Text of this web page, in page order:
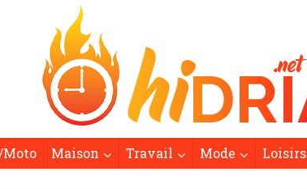
Moto Maison Travail Mode Loisirs